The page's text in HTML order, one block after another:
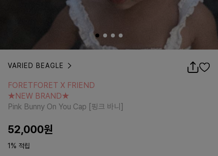
VARIED BEAGLE
★NEW BRAND★
Pink Bunny On You Cap [핑크 바니]
FORETFORET X FRIEND
★NEW BRAND★
Pink Bunny On You Cap [핑크 바니]
52,000원
1% 적립